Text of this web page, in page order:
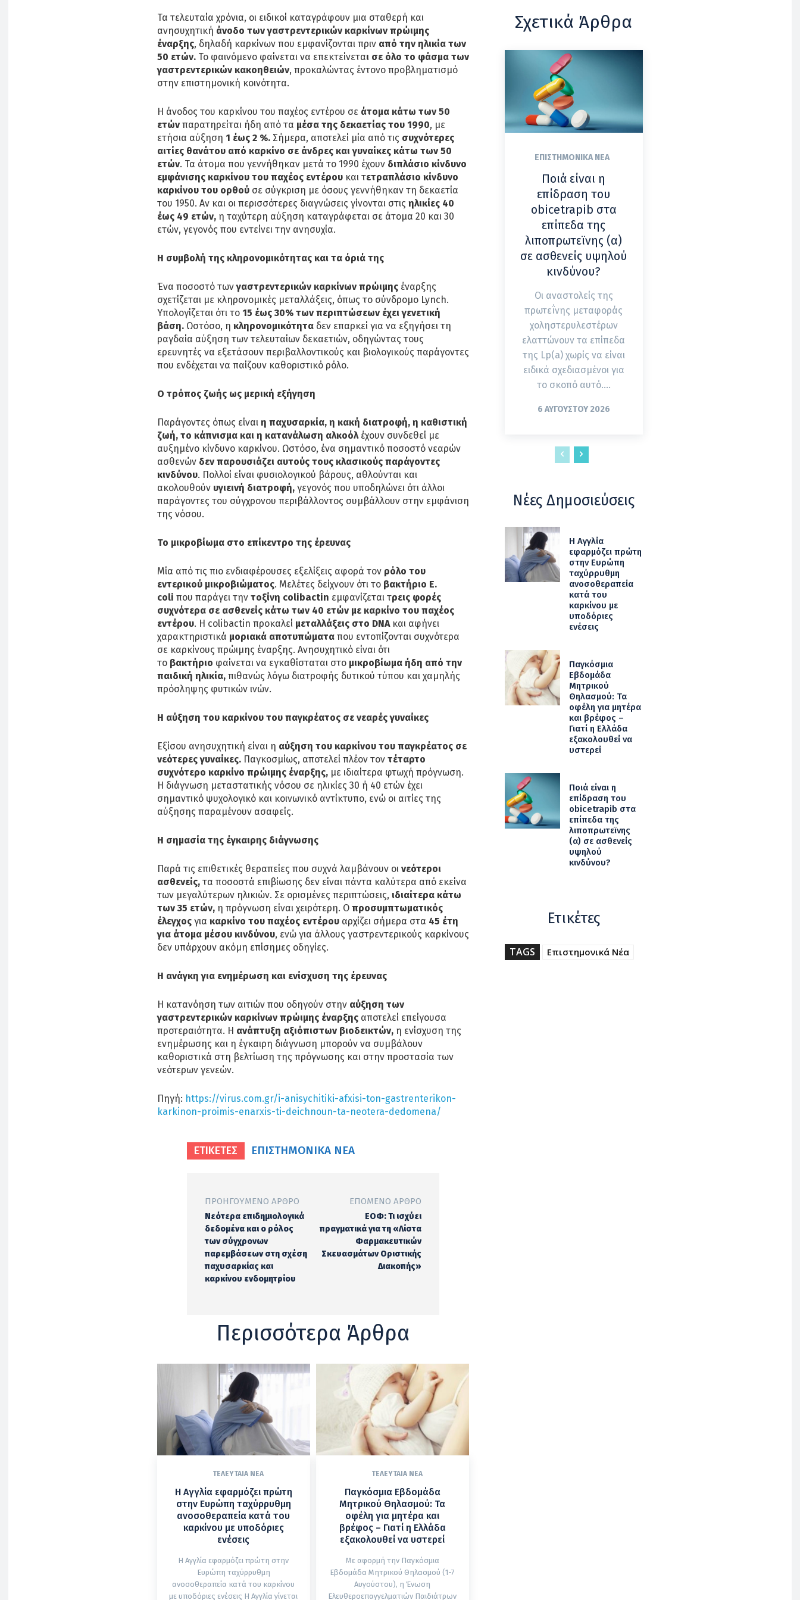
Τα τελευταία χρόνια, οι ειδικοί καταγράφουν μια σταθερή και
ανησυχητική άνοδο των γαστρεντερικών καρκίνων πρώιμης
έναρξης, δηλαδή καρκίνων που εμφανίζονται πριν από την ηλικία των
50 ετών. Το φαινόμενο φαίνεται να επεκτείνεται σε όλο το φάσμα των
γαστρεντερικών κακοηθειών, προκαλώντας έντονο προβληματισμό
στην επιστημονική κοινότητα.
Η άνοδος του καρκίνου του παχέος εντέρου σε άτομα κάτω των 50
ετών παρατηρείται ήδη από τα μέσα της δεκαετίας του 1990, με
ετήσια αύξηση 1 έως 2 %. Σήμερα, αποτελεί μία από τις συχνότερες
αιτίες θανάτου από καρκίνο σε άνδρες και γυναίκες κάτω των 50
ετών. Τα άτομα που γεννήθηκαν μετά το 1990 έχουν διπλάσιο κίνδυνο
εμφάνισης καρκίνου του παχέος εντέρου και τετραπλάσιο κίνδυνο
καρκίνου του ορθού σε σύγκριση με όσους γεννήθηκαν τη δεκαετία
του 1950. Αν και οι περισσότερες διαγνώσεις γίνονται στις ηλικίες 40
έως 49 ετών, η ταχύτερη αύξηση καταγράφεται σε άτομα 20 και 30
ετών, γεγονός που εντείνει την ανησυχία.
Η συμβολή της κληρονομικότητας και τα όριά της
Ένα ποσοστό τωνγαστρεντερικών καρκίνων πρώιμης έναρξης
σχετίζεται με κληρονομικές μεταλλάξεις, όπως το σύνδρομο Lynch.
Υπολογίζεται ότι το 15 έως 30% των περιπτώσεων έχει γενετική
βάση. Ωστόσο, η κληρονομικότητα δεν επαρκεί για να εξηγήσει τη
ραγδαία αύξηση των τελευταίων δεκαετιών, οδηγώντας τους
ερευνητές να εξετάσουν περιβαλλοντικούς και βιολογικούς παράγοντες
που ενδέχεται να παίζουν καθοριστικό ρόλο.
Ο τρόπος ζωής ως μερική εξήγηση
Παράγοντες όπως είναι η παχυσαρκία, η κακή διατροφή, η καθιστική
ζωή, το κάπνισμα και η κατανάλωση αλκοόλέχουν συνδεθεί με
αυξημένο κίνδυνο καρκίνου. Ωστόσο, ένα σημαντικό ποσοστό νεαρών
ασθενών δεν παρουσιάζει αυτούς τους κλασικούς παράγοντες
κινδύνου. Πολλοί είναι φυσιολογικού βάρους, αθλούνται και
ακολουθούν υγιεινή διατροφή, γεγονός που υποδηλώνει ότι άλλοι
παράγοντες του σύγχρονου περιβάλλοντος συμβάλλουν στην εμφάνιση
της νόσου.
Το μικροβίωμα στο επίκεντρο της έρευνας
Μία από τις πιο ενδιαφέρουσες εξελίξεις αφορά τον ρόλο του
εντερικού μικροβιώματος. Μελέτες δείχνουν ότι το βακτήριο E.
coli που παράγει την τοξίνη colibactin εμφανίζεται τρεις φορές
συχνότερα σε ασθενείς κάτω των 40 ετών με καρκίνο του παχέος
εντέρου. Η colibactin προκαλεί μεταλλάξεις στο DNAκαι αφήνει
χαρακτηριστικά μοριακά αποτυπώματα που εντοπίζονται συχνότερα
σε καρκίνους πρώιμης έναρξης. Ανησυχητικό είναι ότι
το βακτήριο φαίνεται να εγκαθίσταται στο μικροβίωμα ήδη από την
παιδική ηλικία, πιθανώς λόγω διατροφής δυτικού τύπου και χαμηλής
πρόσληψης φυτικών ινών.
Η αύξηση του καρκίνου του παγκρέατος σε νεαρές γυναίκες
Εξίσου ανησυχητική είναι η αύξηση του καρκίνου του παγκρέατος σε
νεότερες γυναίκες. Παγκοσμίως, αποτελεί πλέον τον τέταρτο
συχνότερο καρκίνο πρώιμης έναρξης, με ιδιαίτερα φτωχή πρόγνωση.
Η διάγνωση μεταστατικής νόσου σε ηλικίες 30 ή 40 ετών έχει
σημαντικό ψυχολογικό και κοινωνικό αντίκτυπο, ενώ οι αιτίες της
αύξησης παραμένουν ασαφείς.
Η σημασία της έγκαιρης διάγνωσης
Παρά τις επιθετικές θεραπείες που συχνά λαμβάνουν οι νεότεροι
ασθενείς, τα ποσοστά επιβίωσης δεν είναι πάντα καλύτερα από εκείνα
των μεγαλύτερων ηλικιών. Σε ορισμένες περιπτώσεις, ιδιαίτερα κάτω
των 35 ετών, η πρόγνωση είναι χειρότερη. Ο προσυμπτωματικός
έλεγχος για καρκίνο του παχέος εντέρου αρχίζει σήμερα στα 45 έτη
για άτομα μέσου κινδύνου, ενώ για άλλους γαστρεντερικούς καρκίνους
δεν υπάρχουν ακόμη επίσημες οδηγίες.
Η ανάγκη για ενημέρωση και ενίσχυση της έρευνας
Η κατανόηση των αιτιών που οδηγούν στην αύξηση των
γαστρεντερικών καρκίνων πρώιμης έναρξης αποτελεί επείγουσα
προτεραιότητα. Η ανάπτυξη αξιόπιστων βιοδεικτών, η ενίσχυση της
ενημέρωσης και η έγκαιρη διάγνωση μπορούν να συμβάλουν
καθοριστικά στη βελτίωση της πρόγνωσης και στην προστασία των
νεότερων γενεών.
Πηγή: https://virus.com.gr/i-anisychitiki-afxisi-ton-gastrenterikon-
karkinon-proimis-enarxis-ti-deichnoun-ta-neotera-dedomena/
ΕΤΙΚΕΤΕΣ ΕΠΙΣΤΗΜΟΝΙΚΆ ΝΈΑ
ΠΡΟΗΓΟΎΜΕΝΟ ΆΡΘΡΟ
Νεότερα επιδημιολογικά
δεδομένα και ο ρόλος
των σύγχρονων
παρεμβάσεων στη σχέση
παχυσαρκίας και
καρκίνου ενδομητρίου
ΕΠΌΜΕΝΟ ΆΡΘΡΟ
ΕΟΦ: Τι ισχύει
πραγματικά για τη «Λίστα
Φαρμακευτικών
Σκευασμάτων Οριστικής
Διακοπής»
Περισσότερα Άρθρα
ΤΕΛΕΥΤΑΊΑ ΝΈΑ
Η Αγγλία εφαρμόζει πρώτη
στην Ευρώπη ταχύρρυθμη
ανοσοθεραπεία κατά του
καρκίνου με υποδόριες
ενέσεις
Η Αγγλία εφαρμόζει πρώτη στην
Ευρώπη ταχύρρυθμη
ανοσοθεραπεία κατά του καρκίνου
με υποδόριες ενέσεις Η Αγγλία γίνεται
ΤΕΛΕΥΤΑΊΑ ΝΈΑ
Παγκόσμια Εβδομάδα
Μητρικού Θηλασμού: Τα
οφέλη για μητέρα και
βρέφος – Γιατί η Ελλάδα
εξακολουθεί να υστερεί
Με αφορμή την Παγκόσμια
Εβδομάδα Μητρικού Θηλασμού (1-7
Αυγούστου), η Ένωση
Ελευθεροεπαγγελματιών Παιδιάτρων
Σχετικά Άρθρα
ΕΠΙΣΤΗΜΟΝΙΚΆ ΝΈΑ
Ποιά είναι η
επίδραση του
obicetrapib στα
επίπεδα της
λιποπρωτεϊνης (α)
σε ασθενείς υψηλού
κινδύνου?
Οι αναστολείς της
πρωτεΐνης μεταφοράς
χοληστερυλεστέρων
ελαττώνουν τα επίπεδα
της Lp(a) χωρίς να είναι
ειδικά σχεδιασμένοι για
το σκοπό αυτό....
6 ΑΥΓΟΎΣΤΟΥ 2026
Νέες Δημοσιεύσεις
Η Αγγλία
εφαρμόζει πρώτη
στην Ευρώπη
ταχύρρυθμη
ανοσοθεραπεία
κατά του
καρκίνου με
υποδόριες
ενέσεις
Παγκόσμια
Εβδομάδα
Μητρικού
Θηλασμού: Τα
οφέλη για μητέρα
και βρέφος –
Γιατί η Ελλάδα
εξακολουθεί να
υστερεί
Ποιά είναι η
επίδραση του
obicetrapib στα
επίπεδα της
λιποπρωτεϊνης
(α) σε ασθενείς
υψηλού
κινδύνου?
Ετικέτες
TAGS Επιστημονικά Νέα